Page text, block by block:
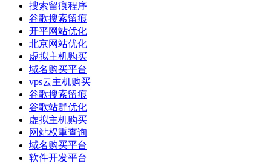
搜索留痕程序
谷歌搜索留痕
开平网站优化
北京网站优化
虚拟主机购买
域名购买平台
vps云主机购买
谷歌搜索留痕
谷歌站群优化
虚拟主机购买
网站权重查询
域名购买平台
软件开发平台